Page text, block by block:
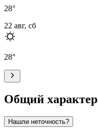
28°
22 авг, сб
28°
Общий характер
Нашли неточность?